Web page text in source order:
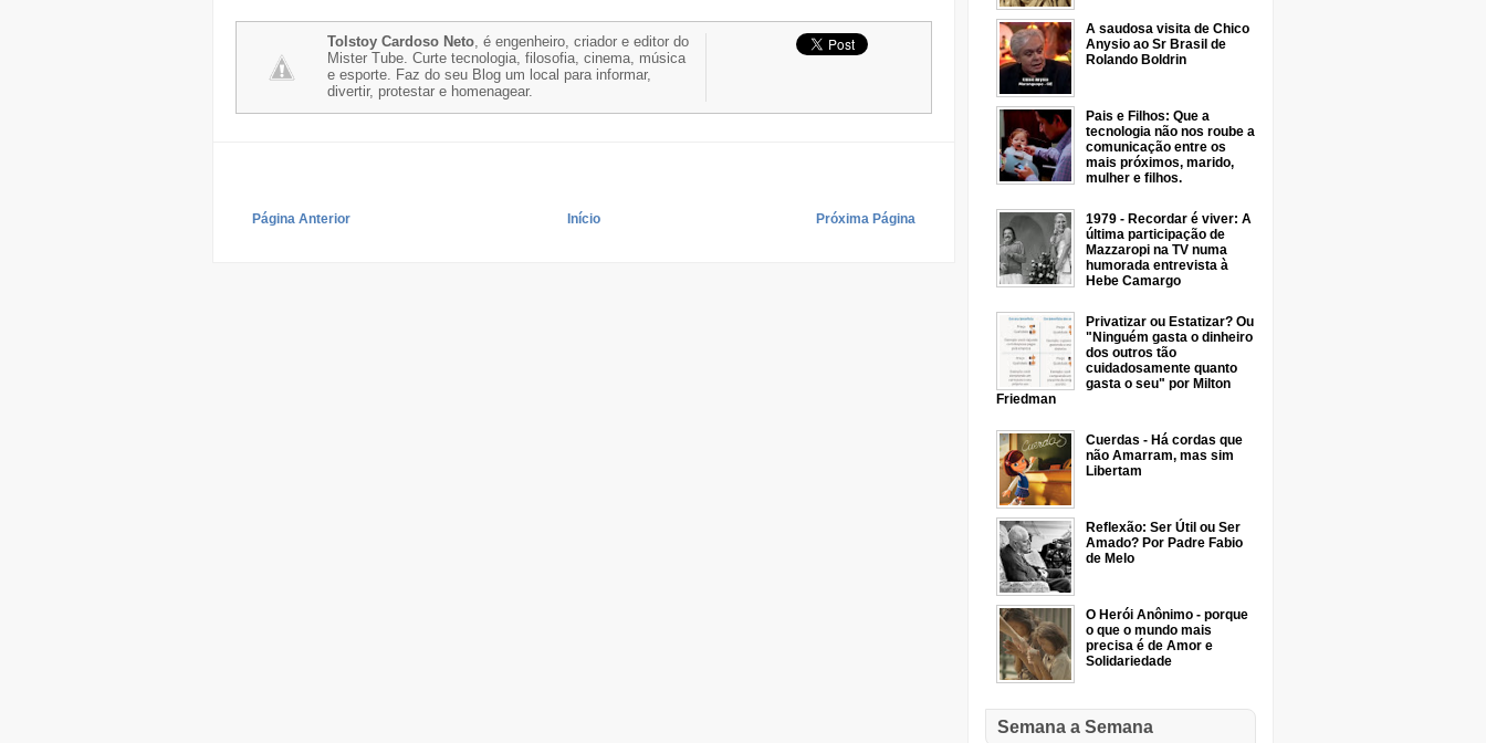
Tolstoy Cardoso Neto, é engenheiro, criador e editor do
Mister Tube. Curte tecnologia, filosofia, cinema, música
e esporte. Faz do seu Blog um local para informar,
divertir, protestar e homenagear.
Página Anterior Próxima Página
Início
A saudosa visita de Chico
Anysio ao Sr Brasil de
Rolando Boldrin
Pais e Filhos: Que a
tecnologia não nos roube a
comunicação entre os
mais próximos, marido,
mulher e filhos.
1979 - Recordar é viver: A
última participação de
Mazzaropi na TV numa
humorada entrevista à
Hebe Camargo
Privatizar ou Estatizar? Ou
"Ninguém gasta o dinheiro
dos outros tão
cuidadosamente quanto
gasta o seu" por Milton
Friedman
Cuerdas - Há cordas que
não Amarram, mas sim
Libertam
Reflexão: Ser Útil ou Ser
Amado? Por Padre Fabio
de Melo
O Herói Anônimo - porque
o que o mundo mais
precisa é de Amor e
Solidariedade
Semana a Semana